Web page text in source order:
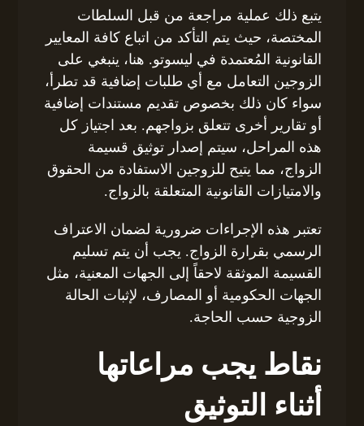
يتبع ذلك عملية مراجعة من قبل السلطات
المختصة، حيث يتم التأكد من اتباع كافة المعايير
القانونية المُعتمدة في ليسوتو. هنا، ينبغي على
الزوجين التعامل مع أي طلبات إضافية قد تطرأ،
سواء كان ذلك بخصوص تقديم مستندات إضافية
أو تقارير أخرى تتعلق بزواجهم. بعد اجتياز كل
هذه المراحل، سيتم إصدار توثيق قسيمة
الزواج، مما يتيح للزوجين الاستفادة من الحقوق
والامتيازات القانونية المتعلقة بالزواج.
تعتبر هذه الإجراءات ضرورية لضمان الاعتراف
الرسمي بقرارة الزواج. يجب أن يتم تسليم
القسيمة الموثقة لاحقاً إلى الجهات المعنية، مثل
الجهات الحكومية أو المصارف، لإثبات الحالة
الزوجية حسب الحاجة.
نقاط يجب مراعاتها
أثناء التوثيق